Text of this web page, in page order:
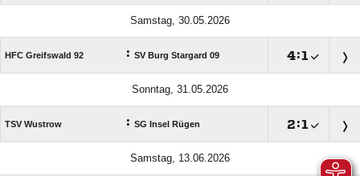
Samstag, 30.05.2026
HFC Greifswald 92 : SV Burg Stargard 09 :
Sonntag, 31.05.2026
TSV Wustrow : SG Insel Rügen :
Samstag, 13.06.2026